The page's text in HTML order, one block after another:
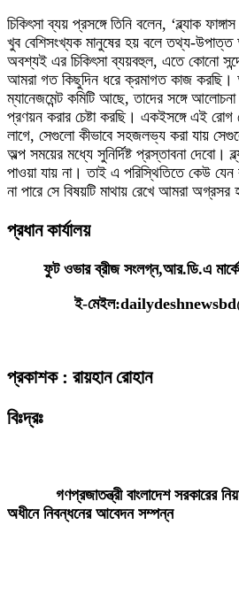
চিকিৎসা ব্যয় প্রসঙ্গে তিনি বলেন, ‘ব্ল্যাক
খুব বেশিসংখ্যক মানুষের হয় বলে তথ্য-উপাত্ত
অবশ্যই এর চিকিৎসা ব্যয়বহুল, এতে কোনো
আমরা গত কিছুদিন ধরে ক্রমাগত কাজ করছি।
ম্যানেজমেন্ট কমিটি আছে, তাদের সঙ্গে
প্রণয়ন করার চেষ্টা করছি। একইসঙ্গে এই
লাগে, সেগুলো কীভাবে সহজলভ্য করা যায়
অল্প সময়ের মধ্যে সুনির্দিষ্ট প্রস্তাবনা দেবো।
পাওয়া যায় না। তাই এ পরিস্থিতিতে কেউ যেন
না পারে সে বিষয়টি মাথায় রেখে আমরা অগ্রসর
প্রধান কার্যালয়
ফুট ওভার ব্রীজ সংলগ্ন,আর.ডি.এ
ই-
প্রকাশক : রায়হান রোহান
বিঃদ্রঃ
গণপ্রজাতন্ত্রী বাংলাদেশ সরকারের
অধীনে নিবন্ধনের আবেদন সম্পন্ন